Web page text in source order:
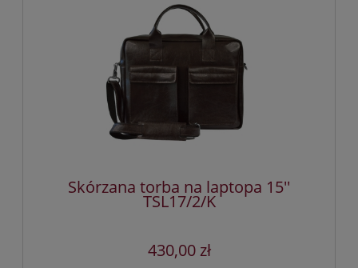
Skórzana torba na laptopa 15''
TSL17/2/K
430,00 zł